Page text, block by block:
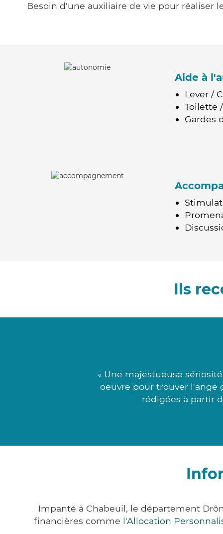
Besoin d'une auxiliaire de vie pour réaliser
Aide à
Lever /
Toilette
Gardes
Ils
« Une majestueuse
oeuvre pour trouver l'ange
rédigées à partir
Impanté à Chabeuil, le département
financières comme l'Allocation